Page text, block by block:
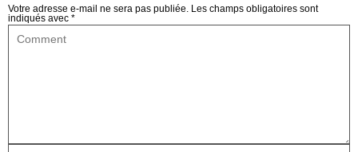
Votre adresse e-mail ne sera pas publiée. Les champs obligatoires sont
indiqués avec *